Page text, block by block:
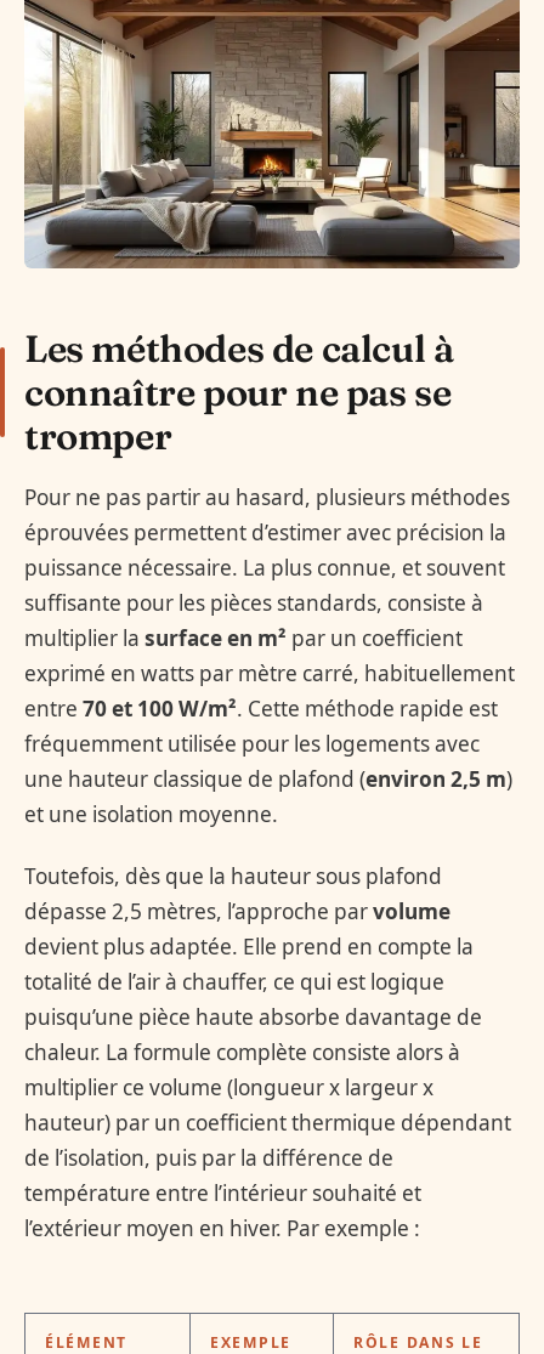
Les méthodes de calcul à
connaître pour ne pas se
tromper
Pour ne pas partir au hasard, plusieurs méthodes
éprouvées permettent d’estimer avec précision la
puissance nécessaire. La plus connue, et souvent
suffisante pour les pièces standards, consiste à
multiplier la surface en m² par un coefficient
exprimé en watts par mètre carré, habituellement
entre 70 et 100 W/m². Cette méthode rapide est
fréquemment utilisée pour les logements avec
une hauteur classique de plafond (environ 2,5 m)
et une isolation moyenne.
Toutefois, dès que la hauteur sous plafond
dépasse 2,5 mètres, l’approche parvolume
devient plus adaptée. Elle prend en compte la
totalité de l’air à chauffer, ce qui est logique
puisqu’une pièce haute absorbe davantage de
chaleur. La formule complète consiste alors à
multiplier ce volume (longueur x largeur x
hauteur) par un coefficient thermique dépendant
de l’isolation, puis par la différence de
température entre l’intérieur souhaité et
l’extérieur moyen en hiver. Par exemple :
ÉLÉMENT EXEMPLE
RÔLE DANS LE